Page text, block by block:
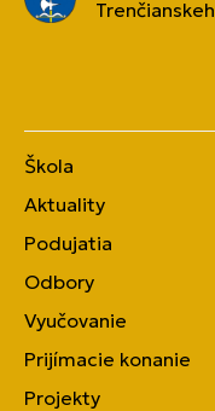
Škola
Aktuality
Podujatia
Odbory
Vyučovanie
Prijímacie konanie
Projekty